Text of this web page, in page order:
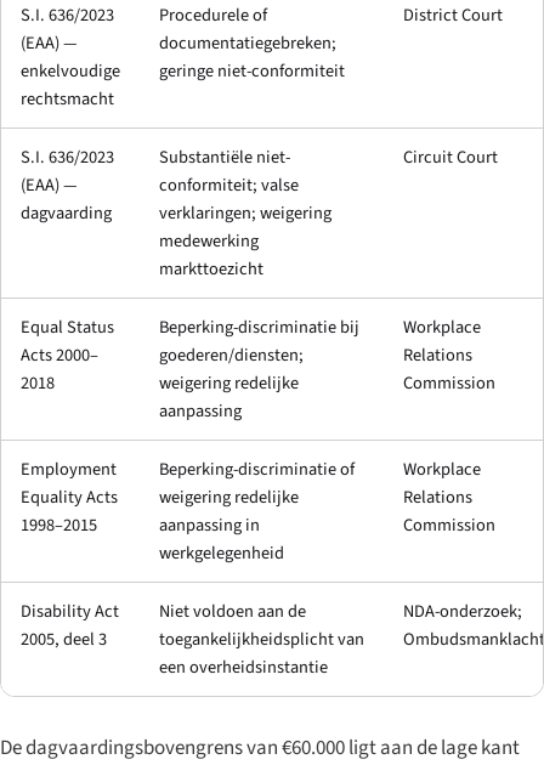
S.I. 636/2023
(EAA) —
enkelvoudige
rechtsmacht
Procedurele of
documentatiegebreken;
geringe niet-conformiteit
District Court
S.I. 636/2023
(EAA) —
dagvaarding
Substantiële niet-
conformiteit; valse
verklaringen; weigering
medewerking
markttoezicht
Circuit Court
Equal Status
Acts 2000–
2018
Beperking-discriminatie bij
goederen/diensten;
weigering redelijke
aanpassing
Workplace
Relations
Commission
Employment
Equality Acts
1998–2015
Beperking-discriminatie of
weigering redelijke
aanpassing in
werkgelegenheid
Workplace
Relations
Commission
Disability Act
2005, deel 3
Niet voldoen aan de
toegankelijkheidsplicht van
een overheidsinstantie
NDA-onderzoek;
Ombudsmanklacht
De dagvaardingsbovengrens van €60.000 ligt aan de lage kant